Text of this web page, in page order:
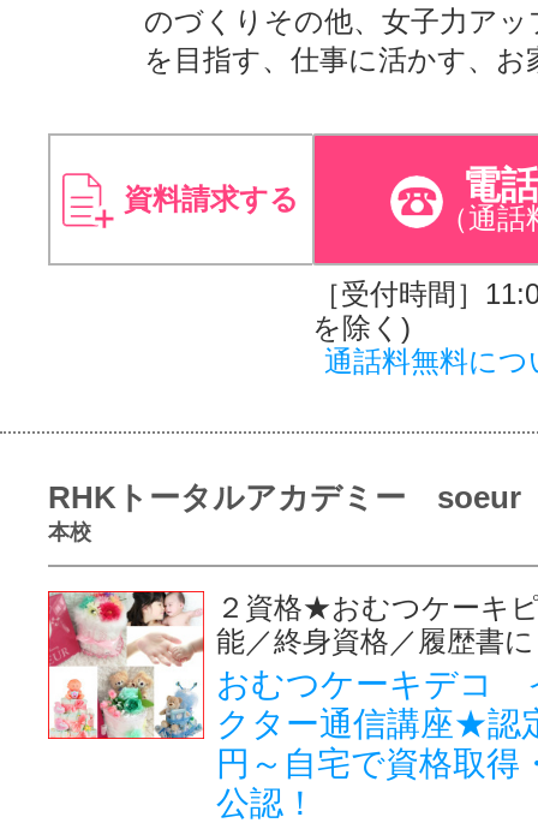
のづくりその他、女子力アッ
を目指す、仕事に活かす、お
資料請求する 電
（通話
［受付時間］
を除く)
通話料無料につ
RHKトータルアカデミー soeur
本校
２資格★おむつケーキ
能／終身資格／履歴書
おむつケーキデコ
クター通信講座★認
円～自宅で資格取得
公認！